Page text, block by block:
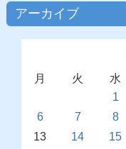
アーカイブ
月
火 水
1
6
7 8
13
14 15